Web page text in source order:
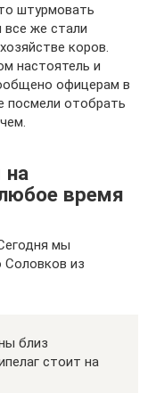
штурмовать
все же стали
коров.
настоятель и
офицерам в
посмели отобрать
на
время
мы
Соловков из
близ
стоит на